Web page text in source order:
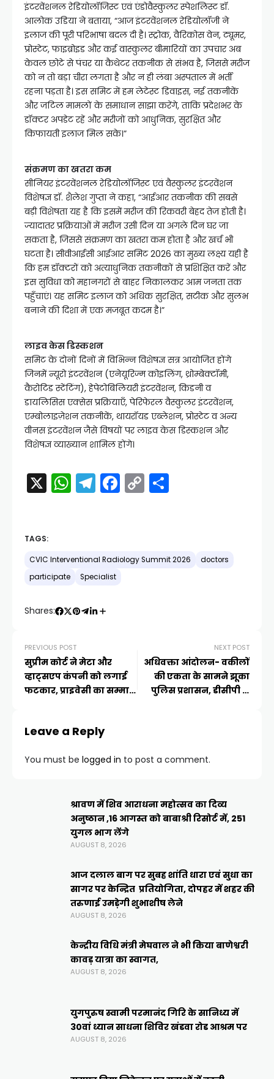
इंटरवेंशनल रेडियोलॉजिस्ट एवं एंडोवैस्कुलर स्पेशलिस्ट डॉ.
आलोक उडिया ने बताया, “आज इंटरवेंशनल रेडियोलॉजी ने
इलाज की पूरी परिभाषा बदल दी है। स्ट्रोक, वैरिकोस वेन, ट्यूमर,
प्रोस्टेट, फाइब्रोइड और कई वास्कुलर बीमारियों का उपचार अब
केवल छोटे से पंचर या कैथेटर तकनीक से संभव है, जिससे मरीज
को न तो बड़ा चीरा लगता है और न ही लंबा अस्पताल में भर्ती
रहना पड़ता है। इस समिट में हम लेटेस्ट डिवाइस, नई तकनीकें
और जटिल मामलों के समाधान साझा करेंगे, ताकि प्रदेशभर के
डॉक्टर अपडेट रहें और मरीजों को आधुनिक, सुरक्षित और
किफायती इलाज मिल सके।”
संक्रमण का खतरा कम
सीनियर इंटरवेंशनल रेडियोलॉजिस्ट एवं वैस्कुलर इंटरवेंशन
विशेषज्ञ डॉ. शैलेश गुप्ता ने कहा, “आईआर तकनीक की सबसे
बड़ी विशेषता यह है कि इसमें मरीज की रिकवरी बेहद तेज होती है।
ज्यादातर प्रक्रियाओं में मरीज उसी दिन या अगले दिन घर जा
सकता है, जिससे संक्रमण का खतरा कम होता है और खर्च भी
घटता है। सीवीआईसी आईआर समिट 2026 का मुख्य लक्ष्य यही है
कि हम डॉक्टरों को अत्याधुनिक तकनीकों से प्रशिक्षित करें और
इस सुविधा को महानगरों से बाहर निकालकर आम जनता तक
पहुँचाएं। यह समिट इलाज को अधिक सुरक्षित, सटीक और सुलभ
बनाने की दिशा में एक मजबूत कदम है।”
लाइव केस डिस्कशन
समिट के दोनों दिनों में विभिन्न विशेषज्ञ सत्र आयोजित होंगे
जिनमें न्यूरो इंटरवेंशन (एनेयूरिज्म कोइलिंग, थ्रोम्बेक्टॉमी,
कैरोटिड स्टेंटिंग), हेपेटोबिलियरी इंटरवेंशन, किडनी व
डायलिसिस एक्सेस प्रक्रियाएँ, पेरिफेरल वैस्कुलर इंटरवेंशन,
एम्बोलाइज़ेशन तकनीकें, थायरॉयड एब्लेशन, प्रोस्टेट व अन्य
वीनस इंटरवेंशन जैसे विषयों पर लाइव केस डिस्कशन और
विशेषज्ञ व्याख्यान शामिल होंगे।
X W
h
A
p
p
T
el
a
m
F
a
b
C
o
Li
TAGS:
CVIC Interventional Radiology Summit 2026
doctors
participate
Specialist
Shares:
PREVIOUS POST
सुप्रीम कोर्ट ने मेटा और
व्हाट्सएप कंपनी को लगाई
फटकार, प्राइवेसी का सम्मान
NEXT POST
अधिवक्ता आंदोलन- वकीलों
की एकता के सामने झूका
पुलिस प्रशासन, डीसीपी ने
Leave a Reply
You must be logged in to post a comment.
श्रावण में शिव आराधना महोत्सव का दिव्य
अनुष्ठान ,16 आगस्त को बाबाश्री रिसोर्ट में, 251
युगल भाग लेंगे
AUGUST 8, 2026
आज दलाल बाग पर सुबह शांति धारा एवं सुधा का
सागर पर केन्द्रित प्रतियोगिता, दोपहर में शहर की
तरुणाई उमड़ेगी शुभाशीष लेने
AUGUST 8, 2026
केन्द्रीय विधि मंत्री मेघवाल ने भी किया बाणेश्वरी
कावड़ यात्रा का स्वागत,
AUGUST 8, 2026
युगपुरुष स्वामी परमानंद गिरि के सानिध्य में
30वां ध्यान साधना शिविर खंडवा रोड आश्रम पर
AUGUST 8, 2026